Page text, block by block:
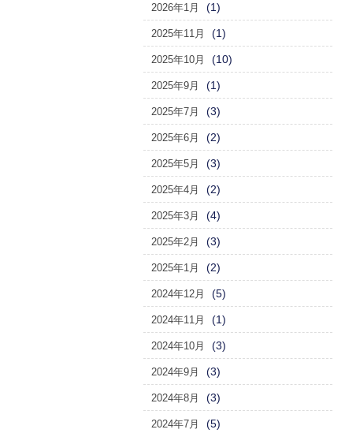
2026年1月 (1)
2025年11月 (1)
2025年10月 (10)
2025年9月 (1)
2025年7月 (3)
2025年6月 (2)
2025年5月 (3)
2025年4月 (2)
2025年3月 (4)
2025年2月 (3)
2025年1月 (2)
2024年12月 (5)
2024年11月 (1)
2024年10月 (3)
2024年9月 (3)
2024年8月 (3)
2024年7月 (5)